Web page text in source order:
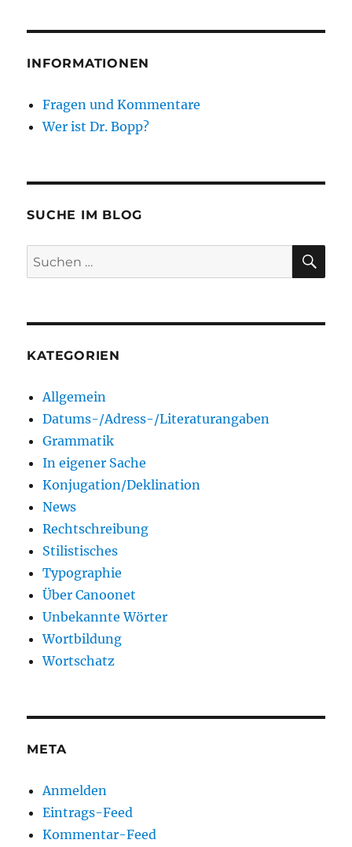
INFORMATIONEN
Fragen und Kommentare
Wer ist Dr. Bopp?
SUCHE IM BLOG
Suchen
nach:
KATEGORIEN
Allgemein
Datums-/Adress-/Literaturangaben
Grammatik
In eigener Sache
Konjugation/Deklination
News
Rechtschreibung
Stilistisches
Typographie
Über Canoonet
Unbekannte Wörter
Wortbildung
Wortschatz
META
Anmelden
Eintrags-Feed
Kommentar-Feed